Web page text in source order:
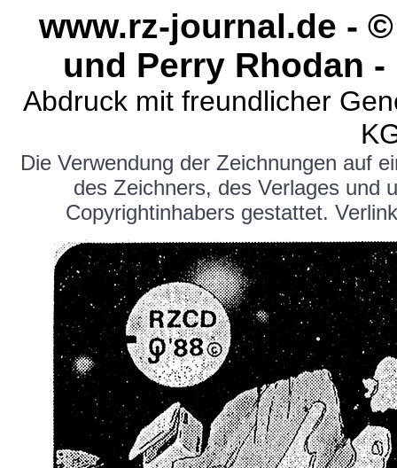
www.rz-journal.de -
und Perry Rhodan
Abdruck mit freundlicher
Die Verwendung der Zeichnungen auf
des Zeichners, des Verlages und
Copyrightinhabers gestattet.